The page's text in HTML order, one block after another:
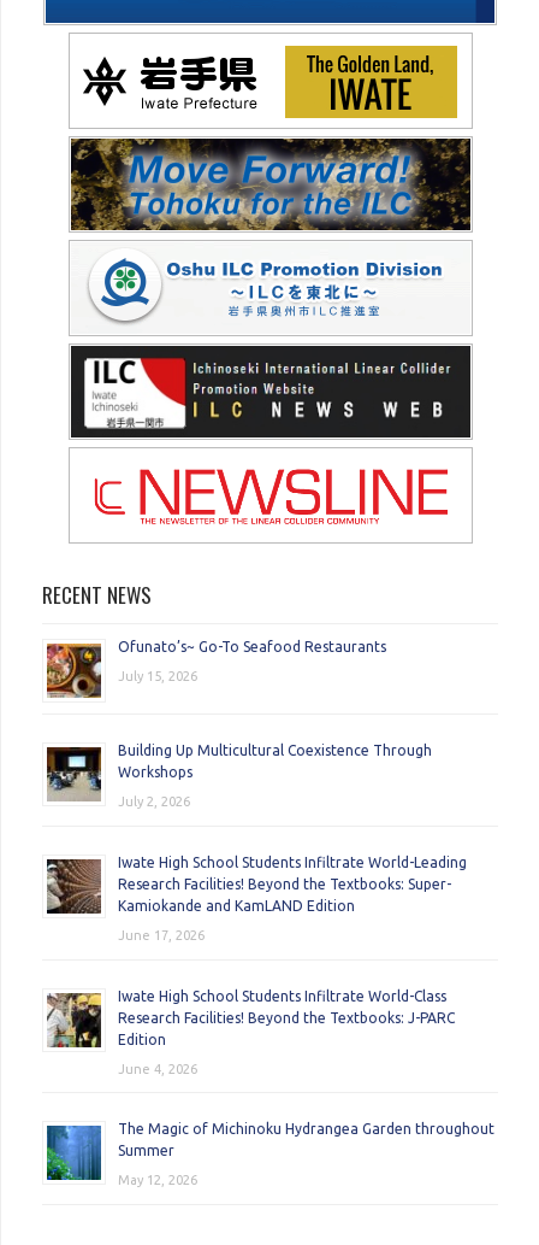
RECENT NEWS
Ofunato’s~ Go-To Seafood Restaurants
July 15, 2026
Building Up Multicultural Coexistence Through
Workshops
July 2, 2026
Iwate High School Students Infiltrate World-Leading
Research Facilities! Beyond the Textbooks: Super-
Kamiokande and KamLAND Edition
June 17, 2026
Iwate High School Students Infiltrate World-Class
Research Facilities! Beyond the Textbooks: J-PARC
Edition
June 4, 2026
The Magic of Michinoku Hydrangea Garden throughout
Summer
May 12, 2026